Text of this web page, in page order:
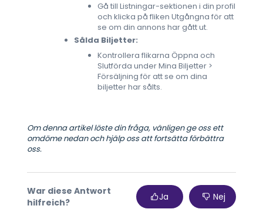
Gå till Listningar-sektionen i din profil
och klicka på fliken Utgångna för att
se om din annons har gått ut.
Sålda Biljetter:
Kontrollera flikarna Öppna och
Slutförda under Mina Biljetter >
Försäljning för att se om dina
biljetter har sålts.
Om denna artikel löste din fråga, vänligen ge oss ett
omdöme nedan och hjälp oss att fortsätta förbättra
oss.
War diese Antwort
hilfreich?
Ja Nej